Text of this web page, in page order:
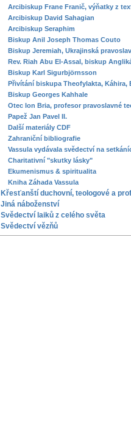
Arcibiskup Frane Franič, výňatky z
Arcibiskup David Sahagian
Arcibiskup Seraphim
Biskup Anil Joseph Thomas Couto
Biskup Jeremiah, Ukrajinská
Rev. Riah Abu El-Assal, biskup
Biskup Karl Sigurbjörnsson
Přivítání biskupa Theofylakta, Káhira,
Biskup Georges Kahhale
Otec Ion Bria, profesor pravoslavné
Papež Jan Pavel II.
Další materiály CDF
Zahraniční bibliografie
Vassula vydávala svědectví na
Charitativní "skutky lásky"
Ekumenismus & spiritualita
Kniha Záhada Vassula
Křesťanští duchovní, teologové a
Jiná náboženství
Svědectví laiků z celého světa
Svědectví vězňů